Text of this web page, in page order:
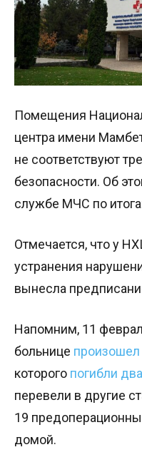
Помещения
центра имени
не соответствуют
безопасности. Об
службе МЧС по
Отмечается, что у
устранения
вынесла
Напомним, 11
больнице
которого погибли
перевели в другие
19
домой.